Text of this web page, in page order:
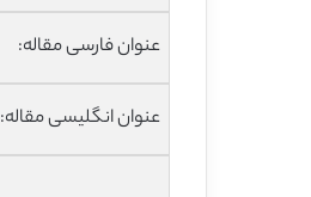
عنوان فارسی مقاله:
عنوان انگلیسی مقاله: